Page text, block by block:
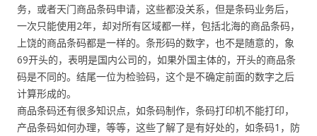
务，或者天门商品条码申请，这些都没关系，但是条码业务后，
一次只能使用2年，却对所有区域都一样，包括北海的商品条码，
上饶的商品条码都是一样的。条形码的数字，也不是随意的，象
69开头的，表明是国内公司的，如果外国主体的，开头的商品条
码是不同的。结尾一位为检验码，这个是不确定前面的数字之后
计算形成的。
商品条码还有很多知识点，如条码制作，条码打印机不能打印，
产品条码如何办理，等等，这些了解了是有好处的，如条码1，防